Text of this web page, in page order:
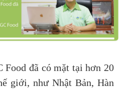
Food đã có mặt tại hơn 20
giới, như Nhật Bản, Hàn